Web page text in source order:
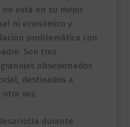
no está en su mejor
ni económico y
problemática con
Son tres
obsesionados
destinados a
vez.
durante